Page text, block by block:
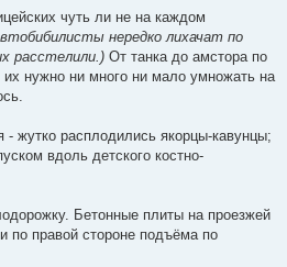
чуть ли не на каждом
нередко лихачат по
расстелили.) От танка до амстора по
нужно ни много ни мало умножать на
жутко расплодились якорцы-кавунцы;
вдоль детского костно-
Бетонные плиты на проезжей
по правой стороне подъёма по